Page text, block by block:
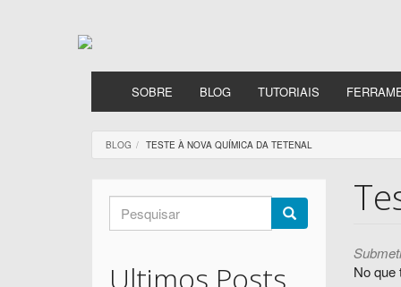
SOBRE BLOG TUTORIAIS
BLOG TESTE À NOVA QUÍMICA DA TETENAL
Formulário
de
pesquisa
Ultimos Posts
No que